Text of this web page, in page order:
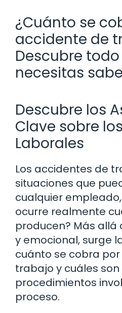
¿Cuánto se
accidente de
Descubre
necesitas
Descubre los
Clave sobre
Laborales
Los accidentes de
situaciones que
cualquier
ocurre realmente
producen? Más
y emocional, surge
cuánto se cobra
trabajo y cuáles son
procedimientos
proceso.